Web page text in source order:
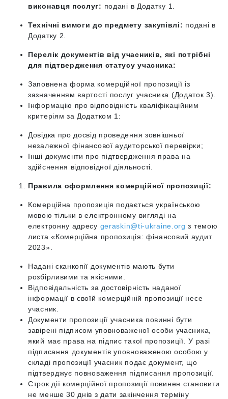
виконавця послуг: подані в Додатку 1.
Технічні вимоги до предмету закупівлі: подані в
Додатку 2.
Перелік документів від учасників, які потрібні
для підтвердження статусу учасника:
Заповнена форма комерційної пропозиції із
зазначенням вартості послуг учасника (Додаток 3).
Інформацію про відповідність кваліфікаційним
критеріям за Додатком 1:
Довідка про досвід проведення зовнішньої
незалежної фінансової аудиторської перевірки;
Інші документи про підтвердження права на
здійснення відповідної діяльності.
Правила оформлення комерційної пропозиції:
Комерційна пропозиція подається українською
мовою тільки в електронному вигляді на
електронну адресу geraskin@ti-ukraine.org з темою
листа «Комерційна пропозиція: фінансовий аудит
2023».
Надані сканкопії документів мають бути
розбірливими та якісними.
Відповідальність за достовірність наданої
інформації в своїй комерційній пропозиції несе
учасник.
Документи пропозиції учасника повинні бути
завірені підписом уповноваженої особи учасника,
який має права на підпис такої пропозиції. У разі
підписання документів уповноваженою особою у
складі пропозиції учасник подає документ, що
підтверджує повноваження підписання пропозиції.
Строк дії комерційної пропозиції повинен становити
не менше 30 днів з дати закінчення терміну